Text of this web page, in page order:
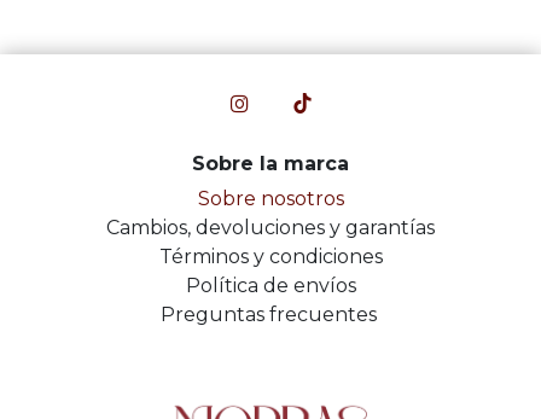
Sobre la marca
Sobre nosotros
Cambios, devoluciones y garantías
Términos y condiciones
Política de envíos
Preguntas frecuentes